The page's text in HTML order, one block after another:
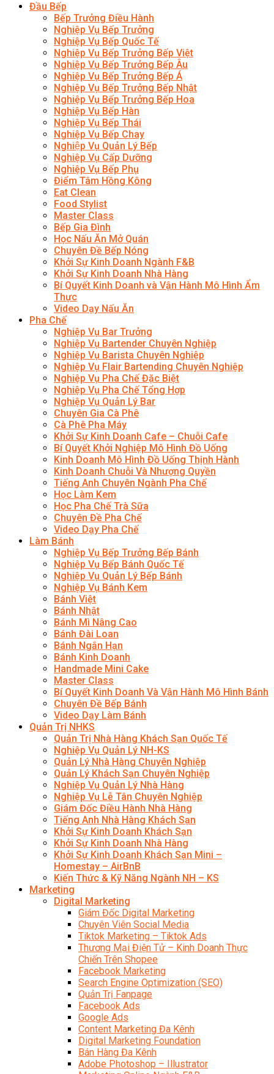
Đầu Bếp
Bếp Trưởng Điều Hành
Nghiệp Vụ Bếp Trưởng
Nghiệp Vụ Bếp Quốc Tế
Nghiệp Vụ Bếp Trưởng Bếp Việt
Nghiệp Vụ Bếp Trưởng Bếp Âu
Nghiệp Vụ Bếp Trưởng Bếp Á
Nghiệp Vụ Bếp Trưởng Bếp Nhật
Nghiệp Vụ Bếp Trưởng Bếp Hoa
Nghiệp Vụ Bếp Hàn
Nghiệp Vụ Bếp Thái
Nghiệp Vụ Bếp Chay
Nghiệp Vụ Quản Lý Bếp
Nghiệp Vụ Cấp Dưỡng
Nghiệp Vụ Bếp Phụ
Điểm Tâm Hồng Kông
Eat Clean
Food Stylist
Master Class
Bếp Gia Đình
Học Nấu Ăn Mở Quán
Chuyên Đề Bếp Nóng
Khởi Sự Kinh Doanh Ngành F&B
Khởi Sự Kinh Doanh Nhà Hàng
Bí Quyết Kinh Doanh và Vận Hành Mô Hình Ẩm
Thực
Video Dạy Nấu Ăn
Pha Chế
Nghiệp Vụ Bar Trưởng
Nghiệp Vụ Bartender Chuyên Nghiệp
Nghiệp Vụ Barista Chuyên Nghiệp
Nghiệp Vụ Flair Bartending Chuyên Nghiệp
Nghiệp Vụ Pha Chế Đặc Biệt
Nghiệp Vụ Pha Chế Tổng Hợp
Nghiệp Vụ Quản Lý Bar
Chuyên Gia Cà Phê
Cà Phê Pha Máy
Khởi Sự Kinh Doanh Cafe – Chuỗi Cafe
Bí Quyết Khởi Nghiệp Mô Hình Đồ Uống
Kinh Doanh Mô Hình Đồ Uống Thịnh Hành
Kinh Doanh Chuỗi Và Nhượng Quyền
Tiếng Anh Chuyên Ngành Pha Chế
Học Làm Kem
Học Pha Chế Trà Sữa
Chuyên Đề Pha Chế
Video Dạy Pha Chế
Làm Bánh
Nghiệp Vụ Bếp Trưởng Bếp Bánh
Nghiệp Vụ Bếp Bánh Quốc Tế
Nghiệp Vụ Quản Lý Bếp Bánh
Nghiệp Vụ Bánh Kem
Bánh Việt
Bánh Nhật
Bánh Mì Nâng Cao
Bánh Đài Loan
Bánh Ngắn Hạn
Bánh Kinh Doanh
Handmade Mini Cake
Master Class
Bí Quyết Kinh Doanh Và Vận Hành Mô Hình Bánh
Chuyên Đề Bếp Bánh
Video Dạy Làm Bánh
Quản Trị NHKS
Quản Trị Nhà Hàng Khách Sạn Quốc Tế
Nghiệp Vụ Quản Lý NH-KS
Quản Lý Nhà Hàng Chuyên Nghiệp
Quản Lý Khách Sạn Chuyên Nghiệp
Nghiệp Vụ Quản Lý Nhà Hàng
Nghiệp Vụ Lễ Tân Chuyên Nghiệp
Giám Đốc Điều Hành Nhà Hàng
Tiếng Anh Nhà Hàng Khách Sạn
Khởi Sự Kinh Doanh Khách Sạn
Khởi Sự Kinh Doanh Nhà Hàng
Khởi Sự Kinh Doanh Khách Sạn Mini –
Homestay – AirBnB
Kiến Thức & Kỹ Năng Ngành NH – KS
Marketing
Digital Marketing
Giám Đốc Digital Marketing
Chuyên Viên Social Media
Tiktok Marketing – Tiktok Ads
Thương Mại Điện Tử – Kinh Doanh Thực
Chiến Trên Shopee
Facebook Marketing
Search Engine Optimization (SEO)
Quản Trị Fanpage
Facebook Ads
Google Ads
Content Marketing Đa Kênh
Digital Marketing Foundation
Bán Hàng Đa Kênh
Adobe Photoshop – Illustrator